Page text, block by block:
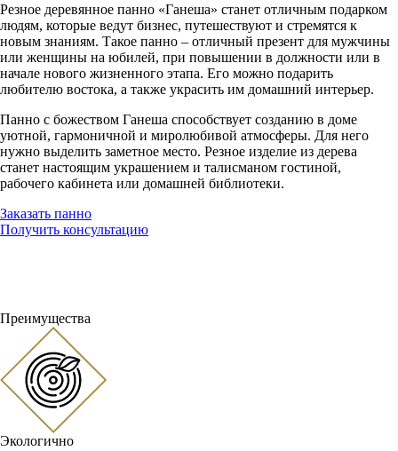
Резное деревянное панно «Ганеша» станет отличным подарком
людям, которые ведут бизнес, путешествуют и стремятся к
новым знаниям. Такое панно – отличный презент для мужчины
или женщины на юбилей, при повышении в должности или в
начале нового жизненного этапа. Его можно подарить
любителю востока, а также украсить им домашний интерьер.
Панно с божеством Ганеша способствует созданию в доме
уютной, гармоничной и миролюбивой атмосферы. Для него
нужно выделить заметное место. Резное изделие из дерева
станет настоящим украшением и талисманом гостиной,
рабочего кабинета или домашней библиотеки.
Заказать панно
Получить консультацию
Преимущества
Экологично